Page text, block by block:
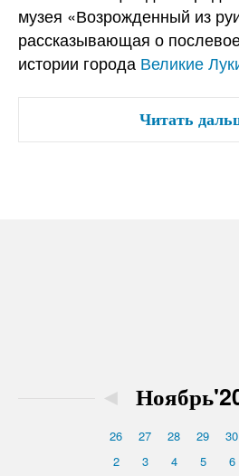
музея «Возрожденный из
рассказывающая о
истории города Великие
Читать
◄
26 27 28 29 30
2
3 4 5 6